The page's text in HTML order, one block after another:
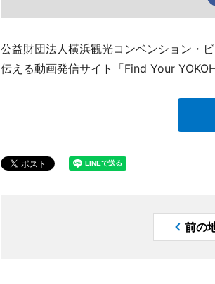
公益財団法人横浜観光コンベンション・
伝える動画発信サイト「Find Your
前の